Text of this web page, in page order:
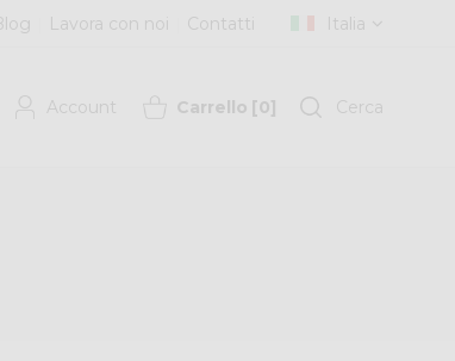
Lavora con noi Contatti Italia
Account Carrello [0] Cerca